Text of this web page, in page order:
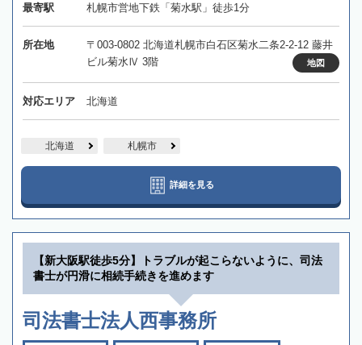
最寄駅 札幌市営地下鉄「菊水駅」徒歩1分
所在地
〒003-0802 北海道札幌市白石区菊水二条2-2-12 藤井
ビル菊水Ⅳ 3階
地図
対応エリア 北海道
北海道 札幌市
詳細を見る
【新大阪駅徒歩5分】トラブルが起こらないように、司法
書士が円滑に相続手続きを進めます
司法書士法人西事務所